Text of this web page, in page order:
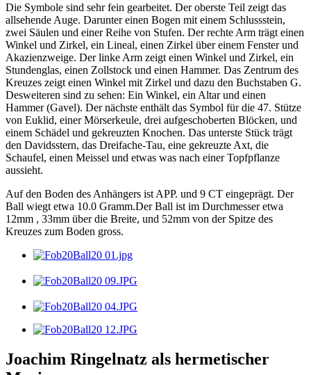
Die Symbole sind sehr fein gearbeitet. Der oberste Teil zeigt das
allsehende Auge. Darunter einen Bogen mit einem Schlussstein,
zwei Säulen und einer Reihe von Stufen. Der rechte Arm trägt einen
Winkel und Zirkel, ein Lineal, einen Zirkel über einem Fenster und
Akazienzweige. Der linke Arm zeigt einen Winkel und Zirkel, ein
Stundenglas, einen Zollstock und einen Hammer. Das Zentrum des
Kreuzes zeigt einen Winkel mit Zirkel und dazu den Buchstaben G.
Desweiteren sind zu sehen: Ein Winkel, ein Altar und einen
Hammer (Gavel). Der nächste enthält das Symbol für die 47. Stütze
von Euklid, einer Mörserkeule, drei aufgeschoberten Blöcken, und
einem Schädel und gekreuzten Knochen. Das unterste Stück trägt
den Davidsstern, das Dreifache-Tau, eine gekreuzte Axt, die
Schaufel, einen Meissel und etwas was nach einer Topfpflanze
aussieht.
Auf den Boden des Anhängers ist APP. und 9 CT eingeprägt. Der
Ball wiegt etwa 10.0 Gramm.Der Ball ist im Durchmesser etwa
12mm , 33mm über die Breite, und 52mm von der Spitze des
Kreuzes zum Boden gross.
Joachim Ringelnatz als hermetischer